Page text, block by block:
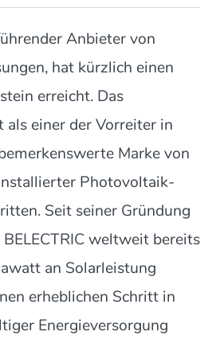
Anbieter von
hat kürzlich einen
erreicht. Das
als einer der Vorreiter in
Marke von
Photovoltaik-
Seit seiner Gründung
weltweit bereits
an Solarleistung
erheblichen Schritt in
Energieversorgung